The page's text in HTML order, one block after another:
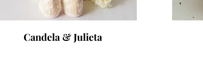
Candela & Julieta